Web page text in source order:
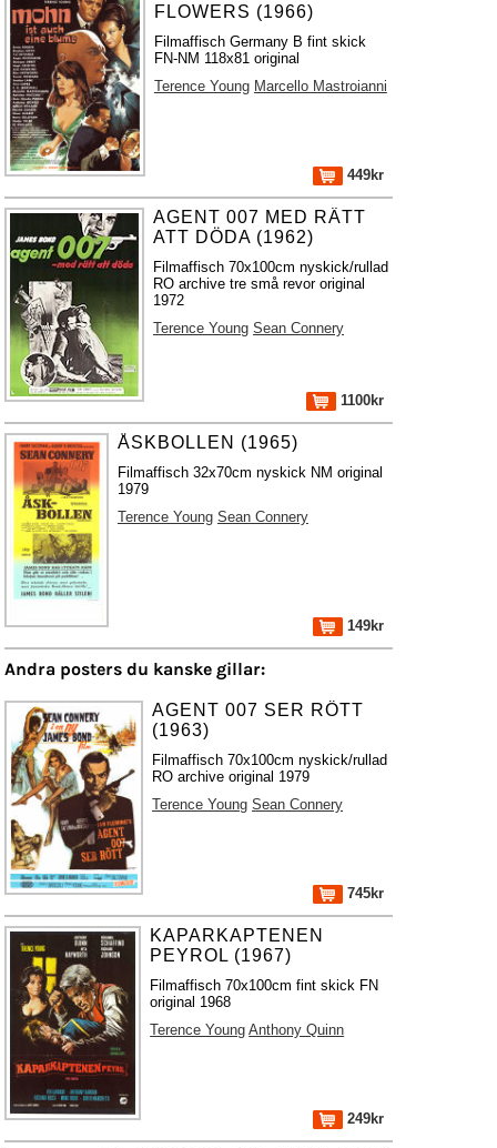
FLOWERS (1966)
Filmaffisch Germany B fint skick
FN-NM 118x81 original
Terence Young Marcello Mastroianni
449kr
AGENT 007 MED RÄTT
ATT DÖDA (1962)
Filmaffisch 70x100cm nyskick/rullad
RO archive tre små revor original
1972
Terence Young Sean Connery
1100kr
ÅSKBOLLEN (1965)
Filmaffisch 32x70cm nyskick NM original
1979
Terence Young Sean Connery
149kr
Andra posters du kanske gillar:
AGENT 007 SER RÖTT
(1963)
Filmaffisch 70x100cm nyskick/rullad
RO archive original 1979
Terence Young Sean Connery
745kr
KAPARKAPTENEN
PEYROL (1967)
Filmaffisch 70x100cm fint skick FN
original 1968
Terence Young Anthony Quinn
249kr